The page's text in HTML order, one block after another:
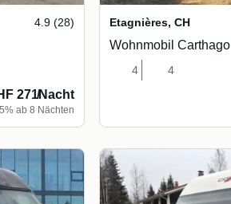
4.9 (28)
271/Nacht
ab 8 Nächten
Etagnières, CH
Wohnmobil Carthago
4 4